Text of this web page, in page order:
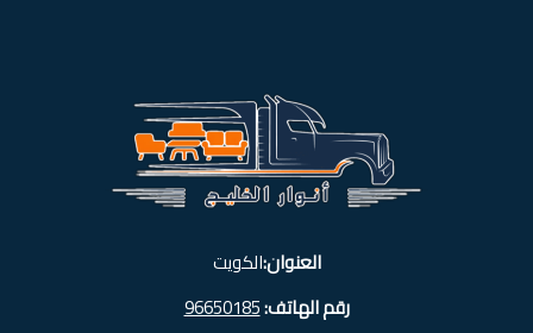
العنوان:الكويت
رقم الهاتف:96650185